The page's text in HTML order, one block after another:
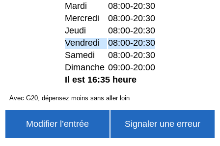
Mardi
08:00-20:30
Mercredi
08:00-20:30
Jeudi
08:00-20:30
Vendredi
08:00-20:30
Samedi
08:00-20:30
Dimanche 09:00-20:00
Il est 16:35 heure
Avec G20, dépensez moins sans aller loin
Modifier l’entrée Signaler une erreur